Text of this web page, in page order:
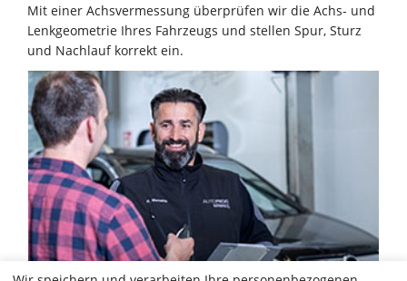
Mit einer Achsvermessung überprüfen wir die Achs- und
Lenkgeometrie Ihres Fahrzeugs und stellen Spur, Sturz
und Nachlauf korrekt ein.